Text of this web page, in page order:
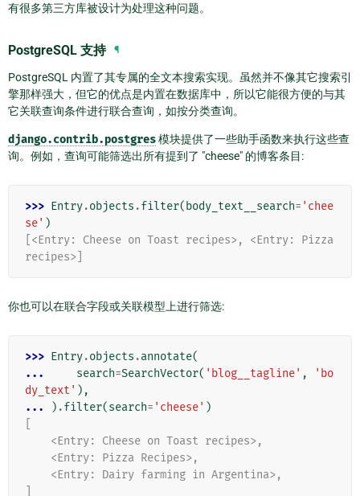
有很多第三方库被设计为处理这种问题。
PostgreSQL 支持 ¶
PostgreSQL 内置了其专属的全文本搜索实现。虽然并不像其它搜索引
擎那样强大，但它的优点是内置在数据库中，所以它能很方便的与其
它关联查询条件进行联合查询，如按分类查询。
django.contrib.postgres模块提供了一些助手函数来执行这些查
询。例如，查询可能筛选出所有提到了 "cheese" 的博客条目:
>>> Entry.objects .filter( body_text__search= 'chee
se' )
[<Entry: Cheese on Toast recipes>, <Entry: Pizza
recipes>]
你也可以在联合字段或关联模型上进行筛选:
>>> Entry.objects .annotate(
...
search=SearchVector( 'blog__tagline' ,
'bo
dy_text' ),
...
) .filter(search= 'cheese' )
    <Entry: Cheese on Toast recipes>,
    <Entry: Pizza Recipes>,
    <Entry: Dairy farming in Argentina>,